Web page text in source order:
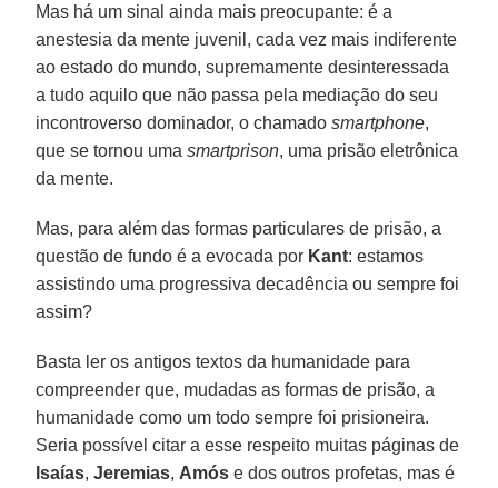
Mas há um sinal ainda mais preocupante: é a
anestesia da mente juvenil, cada vez mais indiferente
ao estado do mundo, supremamente desinteressada
a tudo aquilo que não passa pela mediação do seu
incontroverso dominador, o chamadosmartphone,
que se tornou umasmartprison, uma prisão eletrônica
da mente.
Mas, para além das formas particulares de prisão, a
questão de fundo é a evocada por Kant: estamos
assistindo uma progressiva decadência ou sempre foi
assim?
Basta ler os antigos textos da humanidade para
compreender que, mudadas as formas de prisão, a
humanidade como um todo sempre foi prisioneira.
Seria possível citar a esse respeito muitas páginas de
Isaías,Jeremias, Amós e dos outros profetas, mas é